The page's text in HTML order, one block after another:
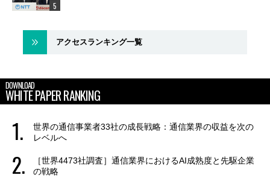
アクセスランキング一覧
DOWNLOAD
WHITE PAPER RANKING
世界の通信事業者33社の成長戦略：通信業界の収益を次の
レベルへ
［世界4473社調査］通信業界におけるAI成熟度と先駆企業
の戦略